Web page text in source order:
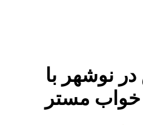
نوشهر با